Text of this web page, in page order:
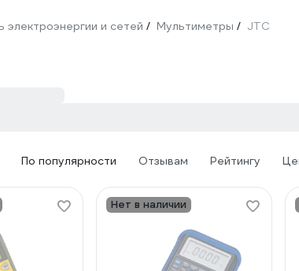
электроэнергии и сетей / Мультиметры / JTC
По популярности Отзывам Рейтингу
Нет в наличии